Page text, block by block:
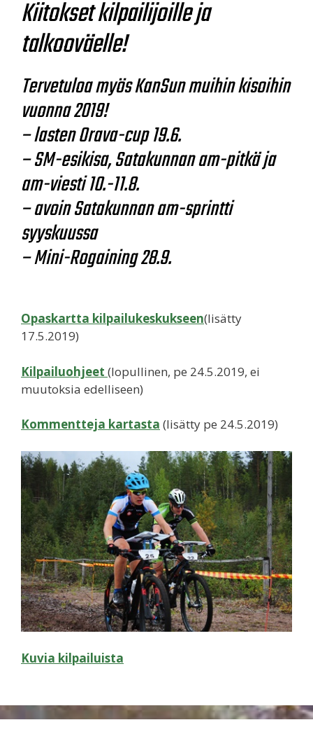
Kiitokset kilpailijoille ja
talkooväelle!
Tervetuloa myös KanSun muihin kisoihin
vuonna 2019!
– lasten Orava-cup 19.6.
– SM-esikisa, Satakunnan am-pitkä ja
am-viesti 10.-11.8.
– avoin Satakunnan am-sprintti
syyskuussa
– Mini-Rogaining 28.9.
Opaskartta kilpailukeskukseen(lisätty
17.5.2019)
Kilpailuohjeet (lopullinen, pe 24.5.2019, ei
muutoksia edelliseen)
Kommentteja kartasta (lisätty pe 24.5.2019)
Kuvia kilpailuista